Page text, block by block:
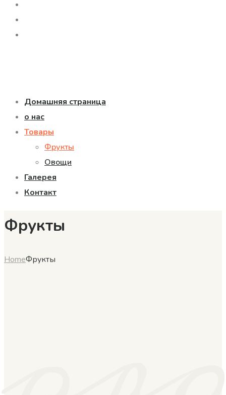
Домашняя страница
о нас
Товары
Фрукты
Овощи
Галерея
Контакт
Фрукты
HomeФрукты